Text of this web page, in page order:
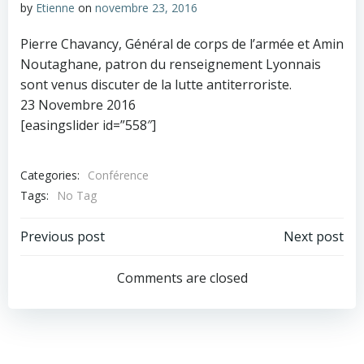
by Etienne on novembre 23, 2016
Pierre Chavancy, Général de corps de l’armée et Amin
Noutaghane, patron du renseignement Lyonnais
sont venus discuter de la lutte antiterroriste.
23 Novembre 2016
[easingslider id=”558″]
Categories:
Conférence
Tags:
No Tag
Post
navigation
Previous post
navigation
Next post
Comments are closed